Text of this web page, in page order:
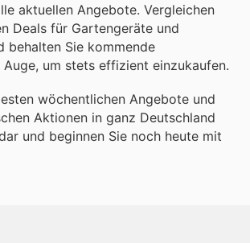
aktuellen Angebote. Vergleichen
Deals für Gartengeräte und
behalten Sie kommende
um stets effizient einzukaufen.
wöchentlichen Angebote und
Aktionen in ganz Deutschland
und beginnen Sie noch heute mit